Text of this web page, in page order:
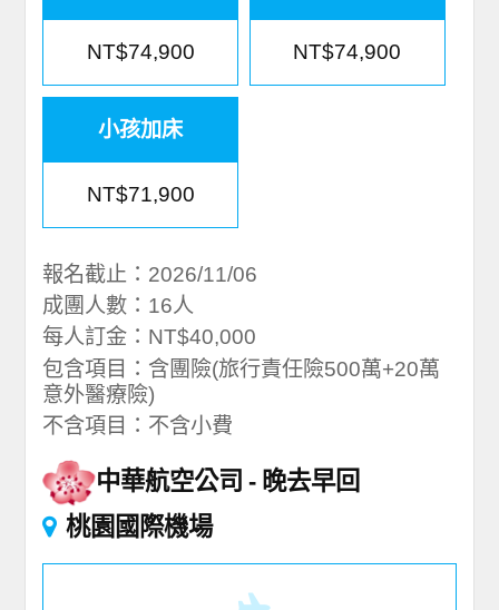
NT$74,900 NT$74,900
小孩加床
NT$71,900
報名截止：2026/11/06
成團人數：16人
每人訂金：NT$40,000
包含項目：含團險(旅行責任險500萬+20萬
意外醫療險)
不含項目：不含小費
中華航空公司
晚去早回
桃園國際機場